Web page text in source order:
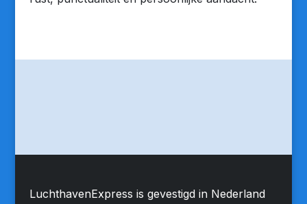
LuchthavenExpress is gevestigd in Nederland